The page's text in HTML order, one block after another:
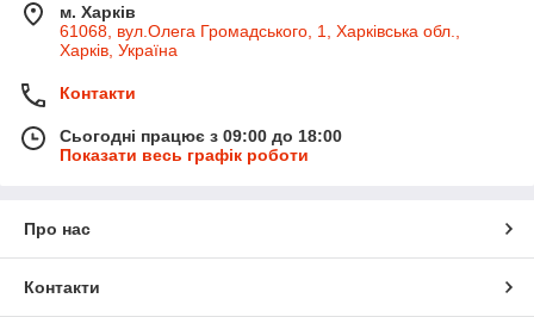
м. Харків
61068, вул.Олега Громадського, 1, Харківська обл.,
Харків, Україна
Контакти
Сьогодні працює з 09:00 до 18:00
Показати весь графік роботи
Про нас
Контакти